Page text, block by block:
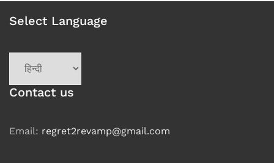
Select Language
language
Contact us
Email: regret2revamp@gmail.com